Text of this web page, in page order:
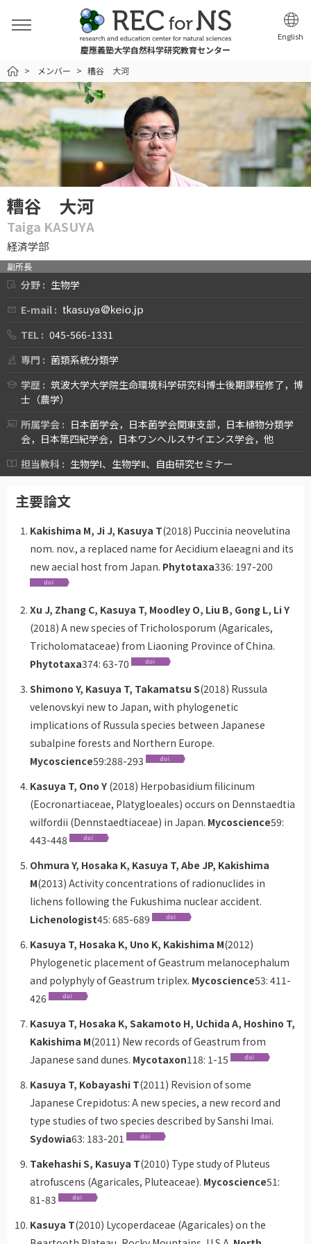
慶應義塾大学自然科学研究教育センター
English
HOMEメンバー 糟谷 大河
糟谷 大河
Taiga KASUYA
経済学部
副所長
分野 : 生物学
E-mail :
TEL : 045-566-1331
専門 : 菌類系統分類学
学歴 : 筑波大学大学院生命環境科学研究科博士後期課程修了，博
士（農学）
所属学会 : 日本菌学会，日本菌学会関東支部，日本植物分類学
会，日本第四紀学会，日本ワンヘルスサイエンス学会，他
担当教科 : 生物学Ⅰ、生物学Ⅱ、自由研究セミナー
主要論文
Kakishima M, Ji J, Kasuya T(2018) Puccinia neovelutina
nom. nov., a replaced name for Aecidium elaeagni and its
new aecial host from Japan. Phytotaxa336: 197-200
Xu J, Zhang C, Kasuya T, Moodley O, Liu B, Gong L, Li Y
(2018) A new species of Tricholosporum (Agaricales,
Tricholomataceae) from Liaoning Province of China.
Phytotaxa374: 63-70
Shimono Y, Kasuya T, Takamatsu S(2018) Russula
velenovskyi new to Japan, with phylogenetic
implications of Russula species between Japanese
subalpine forests and Northern Europe.
Mycoscience59:288-293
Kasuya T, Ono Y (2018) Herpobasidium filicinum
(Eocronartiaceae, Platygloeales) occurs on Dennstaedtia
wilfordii (Dennstaedtiaceae) in Japan. Mycoscience59:
443-448
Ohmura Y, Hosaka K, Kasuya T, Abe JP, Kakishima
M(2013) Activity concentrations of radionuclides in
lichens following the Fukushima nuclear accident.
Lichenologist45: 685-689
Kasuya T, Hosaka K, Uno K, Kakishima M(2012)
Phylogenetic placement of Geastrum melanocephalum
and polyphyly of Geastrum triplex. Mycoscience53: 411-
426
Kasuya T, Hosaka K, Sakamoto H, Uchida A, Hoshino T,
Kakishima M(2011) New records of Geastrum from
Japanese sand dunes. Mycotaxon118: 1-15
Kasuya T, Kobayashi T(2011) Revision of some
Japanese Crepidotus: A new species, a new record and
type studies of two species described by Sanshi Imai.
Sydowia63: 183-201
Takehashi S, Kasuya T(2010) Type study of Pluteus
atrofuscens (Agaricales, Pluteaceae). Mycoscience51:
81-83
Kasuya T(2010) Lycoperdaceae (Agaricales) on the